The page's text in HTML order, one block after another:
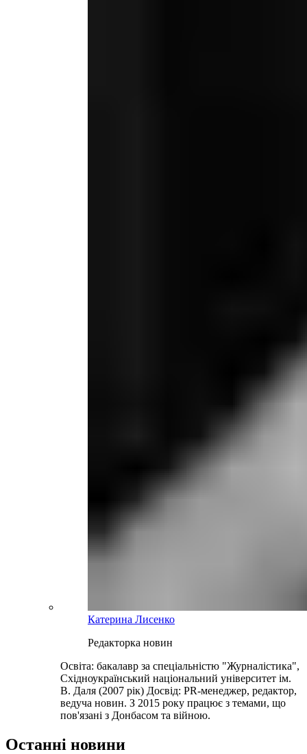
Катерина Лисенко
Редакторка новин
Освіта: бакалавр за спеціальністю "Журналістика",
Східноукраїнський національний університет ім.
В. Даля (2007 рік) Досвід: PR-менеджер, редактор,
ведуча новин. З 2015 року працює з темами, що
пов'язані з Донбасом та війною.
Останні новини